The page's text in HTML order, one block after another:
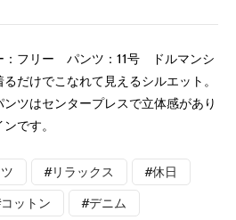
：フリー パンツ：11号 ドルマンシ
だけでこなれて見えるシルエット。
ツはセンタープレスで立体感があり
です。
#リラックス #休日
ットン #デニム